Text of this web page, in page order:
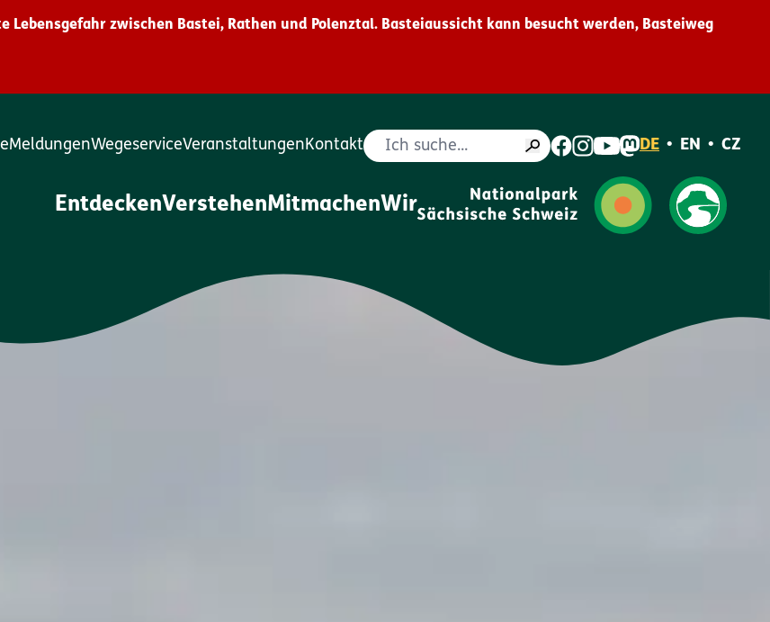
Lebensgefahr zwischen Bastei, Rathen und Polenztal. Basteiaussicht kann besucht werden, Basteiweg
MeldungenWegeserviceVeranstaltungenKontaktSuche DE • EN • CZ
EntdeckenVerstehenMitmachenWir